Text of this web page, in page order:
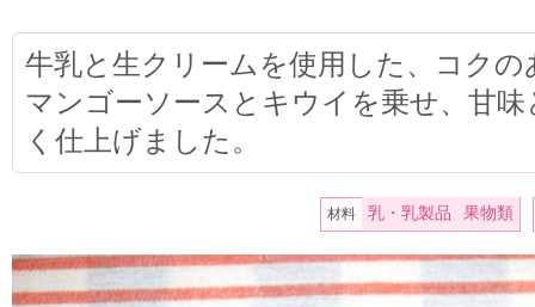
牛乳と生クリームを使用した、コクの
マンゴーソースとキウイを乗せ、甘
く仕上げました。
材料 乳・乳製品 果物類